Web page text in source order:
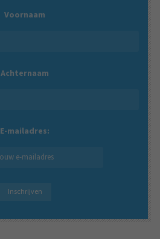
Voornaam
Achternaam
E-mailadres: